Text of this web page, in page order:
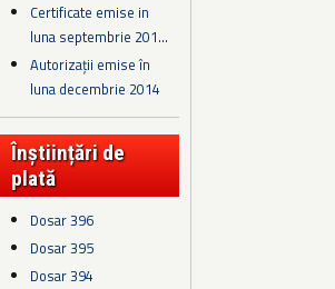
Certificate emise in
luna septembrie 201...
Autorizații emise în
luna decembrie 2014
Înștiințări de
plată
Dosar 396
Dosar 395
Dosar 394